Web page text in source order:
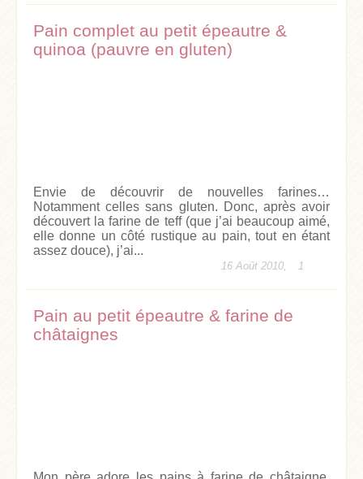
Pain complet au petit épeautre &
quinoa (pauvre en gluten)
Envie de découvrir de nouvelles farines…
Notamment celles sans gluten. Donc, après avoir
découvert la farine de teff (que j’ai beaucoup aimé,
elle donne un côté rustique au pain, tout en étant
assez douce), j’ai...
16 Août 2010, 1
Pain au petit épeautre & farine de
châtaignes